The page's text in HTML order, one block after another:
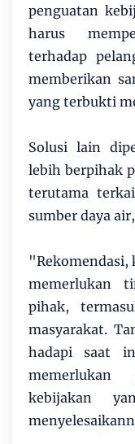
penguatan
harus
terhadap
memberikan
yang terbukti
Solusi lain
lebih berpihak
terutama
sumber daya
memerlukan
pihak,
masyarakat.
hadapi saat
kebijakan